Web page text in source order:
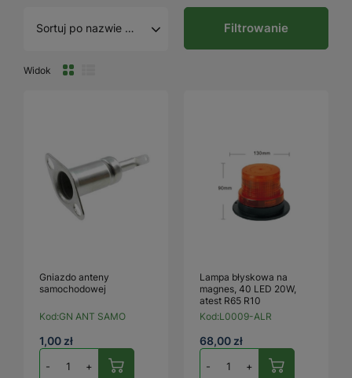
Sortuj po nazwie A - Z
Widok
Filtrowanie
Gniazdo anteny
samochodowej
Kod:GN ANT SAMO
1,00 zł
- +
Lampa błyskowa na
magnes, 40 LED 20W,
atest R65 R10
Kod:L0009-ALR
68,00 zł
- +